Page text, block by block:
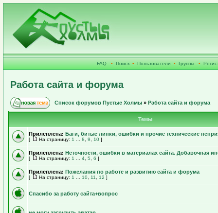
FAQ • Поиск • Пользователи • Группы •
Работа сайта и форума
Список форумов Пустые Холмы » Работа сайта и форума
Темы
Прилеплена: Баги, битые линки, ошибки и прочие технические
[ На страницу: 1 8 9 10 ]
Прилеплена: Неточности, ошибки в материалах сайта. Добавочная
[ На страницу: 1 4 5 6 ]
Прилеплена: Пожелания по работе и развитию сайта и форума
[ На страницу: 1 10 11 12 ]
Спасибо за работу сайта+вопрос